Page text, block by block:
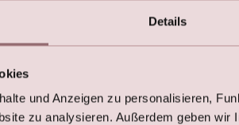
Details
und Anzeigen zu personalisieren,
zu analysieren. Außerdem geben wir
es auch hier nicht ohne
ganzen vorgegeben. Aber das
gestalten können, wie der Abend
oft weite Rahmen für Menü,